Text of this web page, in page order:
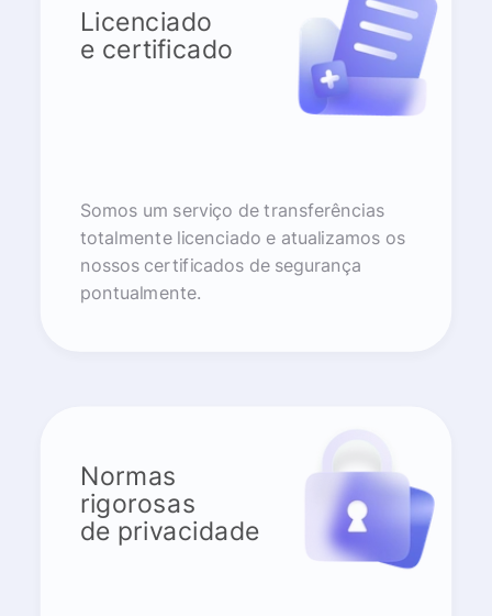
Licenciado
e certificado
Somos um serviço de transferências
totalmente licenciado e atualizamos os
nossos certificados de segurança
pontualmente.
Normas
rigorosas
de privacidade